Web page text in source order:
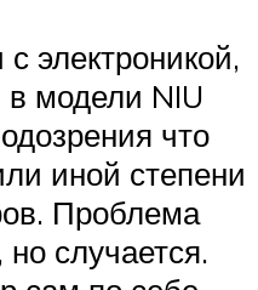
электроникой,
модели NIU
что
иной степени
Проблема
но случается.